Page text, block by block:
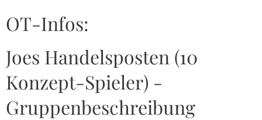
OT-Infos:
Joes Handelsposten (10
Konzept-Spieler) -
Gruppenbeschreibung